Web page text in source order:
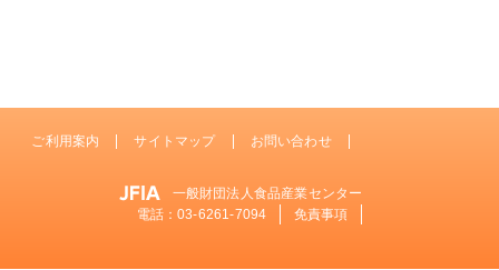
ご利用案内 サイトマップ お問い合わせ
一般財団法人食品産業センター
電話：03-6261-7094 免責事項